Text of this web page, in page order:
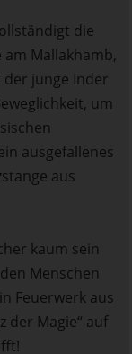
die
Mallakhamb,
junge Inder
um
ausgefallenes
aus
kaum sein
Menschen
Feuerwerk aus
der Magie“ auf